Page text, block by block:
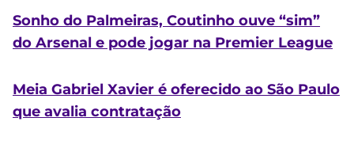
Sonho do Palmeiras, Coutinho ouve “sim”
do Arsenal e pode jogar na Premier League
Meia Gabriel Xavier é oferecido ao São Paulo
que avalia contratação